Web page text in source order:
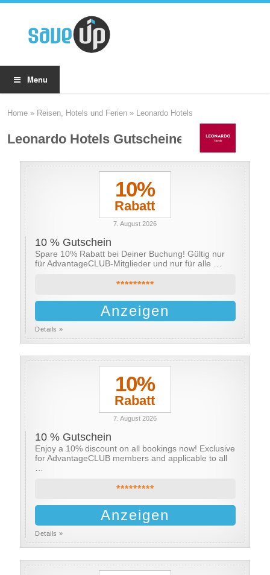
Menu
Home » Reisen, Hotels und Ferien » Leonardo Hotels
Leonardo Hotels Gutscheine
10%
Rabatt
7. August 2026
10 % Gutschein
Spare 10% Rabatt bei Deiner Buchung! Gültig nur
für AdvantageCLUB-Mitglieder und nur für alle …
*********
Anzeigen
Details »
10%
Rabatt
7. August 2026
10 % Gutschein
Enjoy a 10% discount on all bookings now! Exclusive
for AdvantageCLUB members and applicable to all
*********
Anzeigen
Details »